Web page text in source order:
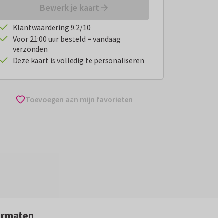
Bewerk je kaart
Klantwaardering 9.2/10
Voor 21:00 uur besteld = vandaag
verzonden
Deze kaart is volledig te personaliseren
Toevoegen aan mijn favorieten